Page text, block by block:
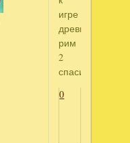
игре
древний
рим
2
спасибо!
0